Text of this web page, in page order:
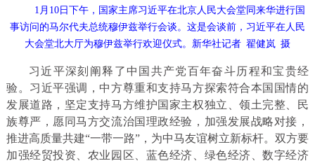
1月10日下午，国家主席习近平在北京人民大会堂同来华进行国
事访问的马尔代夫总统穆伊兹举行会谈。这是会谈前，习近平在人民
大会堂北大厅为穆伊兹举行欢迎仪式。新华社记者 翟健岚 摄
习近平深刻阐释了中国共产党百年奋斗历程和宝贵经
验。习近平强调，中方尊重和支持马方探索符合本国国情的
发展道路，坚定支持马方维护国家主权独立、领土完整、民
族尊严，愿同马方交流治国理政经验，加强发展战略对接，
推进高质量共建“一带一路”，为中马友谊树立新标杆。双方要
加强经贸投资、农业园区、蓝色经济、绿色经济、数字经济